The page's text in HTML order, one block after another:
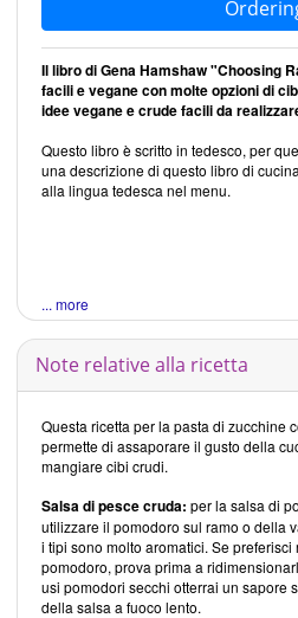
Il libro di Gena Hamshaw "Choosing
facili e vegane con molte opzioni di
idee vegane e crude facili da
Questo libro è scritto in tedesco, per
una descrizione di questo libro di
alla lingua tedesca nel menu.
... more
Note relative alla ricetta
Questa ricetta per la pasta di zucchine
permette di assaporare il gusto della
mangiare cibi crudi.
Salsa di pesce cruda: per la salsa di
utilizzare il pomodoro sul ramo o della
i tipi sono molto aromatici. Se
pomodoro, prova prima a
usi pomodori secchi otterrai un sapore
della salsa a fuoco lento.